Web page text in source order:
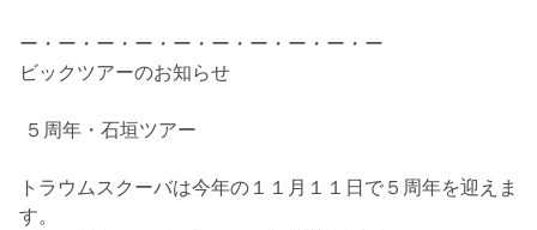
ー・ー・ー・ー・ー・ー・ー・ー・ー・ー
ビックツアーのお知らせ
５周年・石垣ツアー
トラウムスクーバは今年の１１月１１日で５周年を迎えま
す。